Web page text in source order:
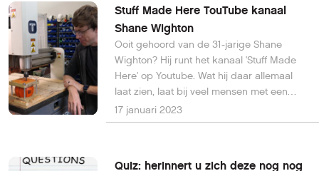
Stuff Made Here TouTube kanaal
Shane Wighton
Ooit gehoord van de 31-jarige Shane
Wighton? Hij runt het kanaal 'Stuff Made
Here' op Youtube. Wat hij daar allemaal
laat zien, laat bij veel mensen met een
passie voor technologie de mond wijd
openvallen.
17 januari 2023
Quiz: herinnert u zich deze nog nog